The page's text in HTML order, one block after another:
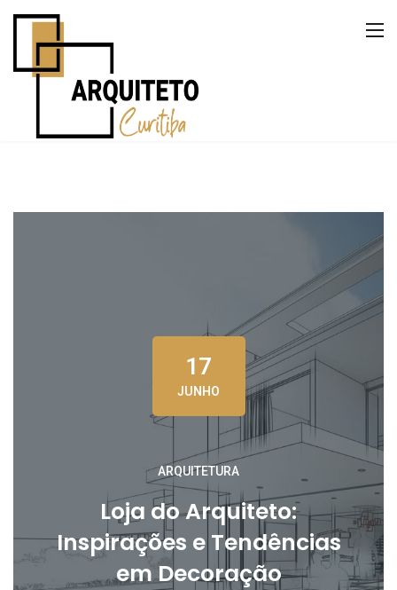
17
JUNHO
ARQUITETURA
Loja do Arquiteto:
Inspirações e Tendências
em Decoração